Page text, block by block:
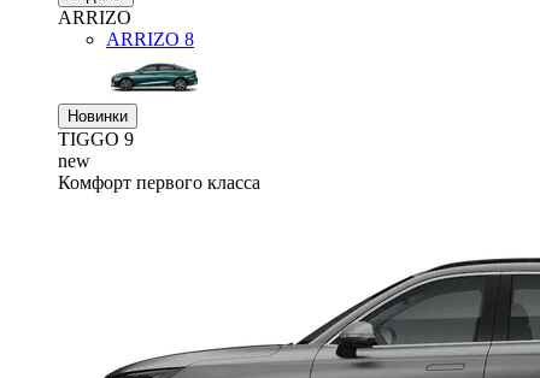
ARRIZO
ARRIZO 8
Новинки
TIGGO 9
new
Комфорт первого класса